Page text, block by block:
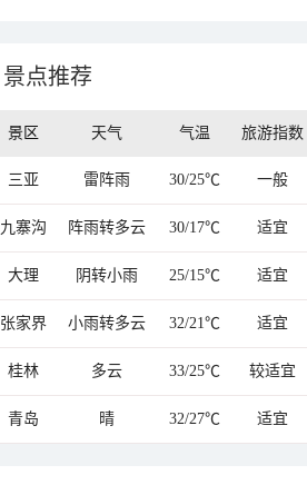
景点推荐
景区 天气 气温 旅游指数
三亚 雷阵雨 30/25℃ 一般
九寨沟 阵雨转多云 30/17℃ 适宜
大理 阴转小雨 25/15℃ 适宜
张家界 小雨转多云 32/21℃ 适宜
桂林 多云 33/25℃ 较适宜
青岛 晴 32/27℃ 适宜